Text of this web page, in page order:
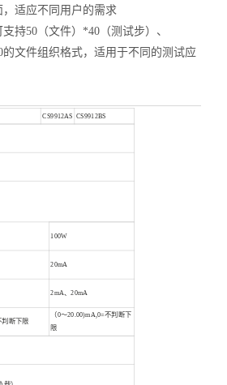
适应不同用户的需求
持50（文件）*40（测试步）、
的文件组织格式，适用于不同的测试应
CS9912AS CS9912BS
100W
20mA
2mA、20mA
判断下限
（0～20.00)mA,0=不判断下
限